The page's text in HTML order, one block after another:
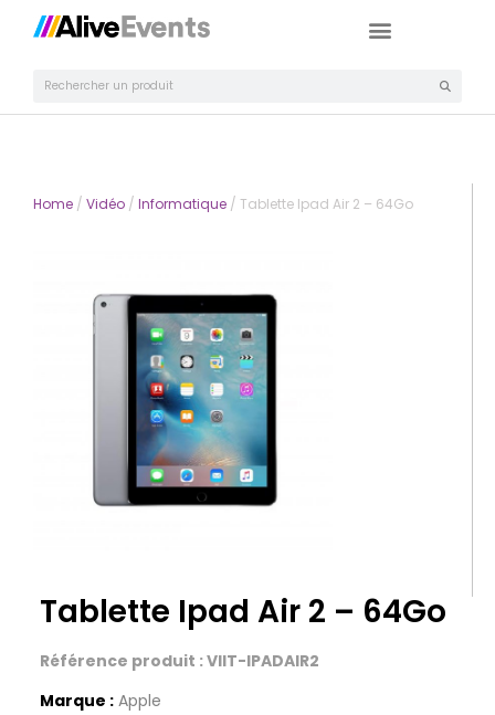
Home / Vidéo / Informatique / Tablette Ipad Air 2 – 64Go
Tablette Ipad Air 2 – 64Go
Référence produit : VIIT-IPADAIR2
Marque : Apple